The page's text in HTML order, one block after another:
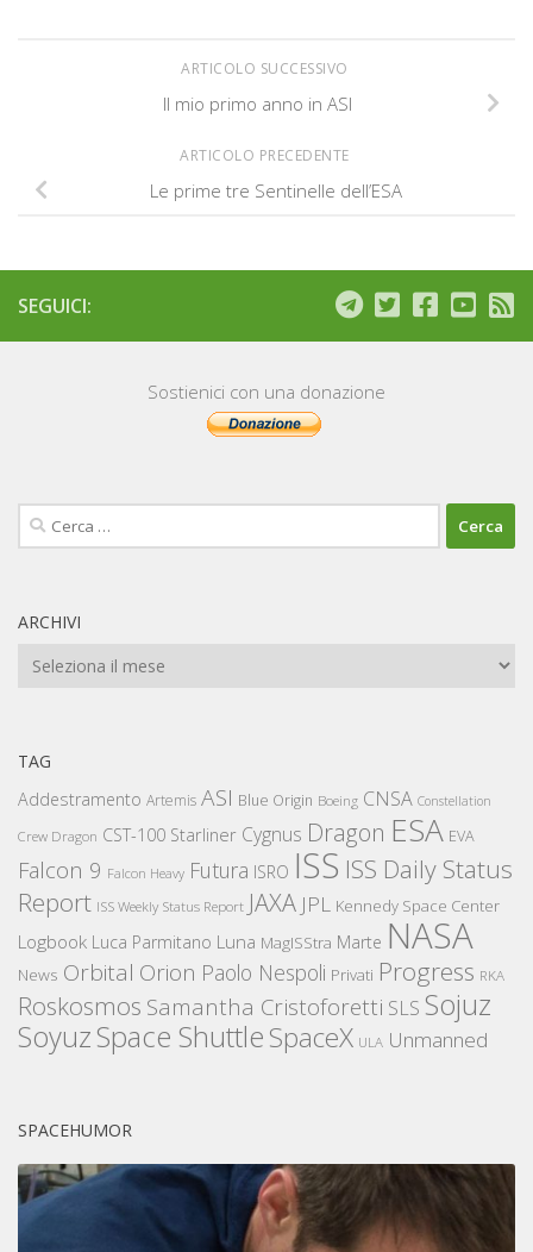
ARTICOLO SUCCESSIVO
Il mio primo anno in ASI
ARTICOLO PRECEDENTE
Le prime tre Sentinelle dell’ESA
SEGUICI:
Sostienici con una donazione
Ricerca
per:
ARCHIVI
Archivi
TAG
Addestramento Artemis ASI Blue Origin Boeing CNSA Constellation
Crew Dragon CST-100 Starliner Cygnus Dragon ESA EVA
Falcon 9 Falcon Heavy Futura ISRO ISS ISS Daily Status
Report ISS Weekly Status Report JAXA JPL Kennedy Space Center
Logbook Luca Parmitano Luna MagISStra Marte NASA
News Orbital Orion Paolo Nespoli Privati Progress RKA
Roskosmos Samantha Cristoforetti SLS Sojuz
SoyuzSpace ShuttleSpaceX ULA Unmanned
SPACEHUMOR